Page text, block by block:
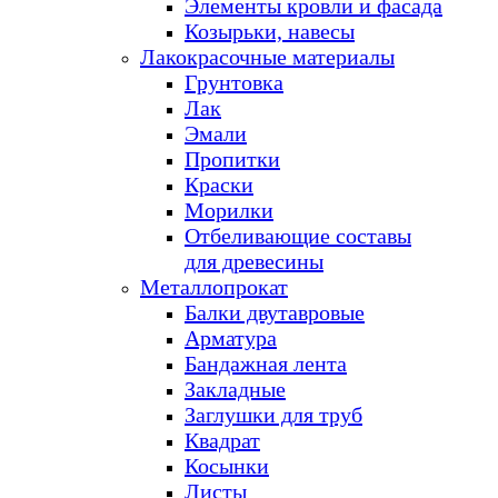
Элементы кровли и фасада
Козырьки, навесы
Лакокрасочные материалы
Грунтовка
Лак
Эмали
Пропитки
Краски
Морилки
Отбеливающие составы
для древесины
Металлопрокат
Балки двутавровые
Арматура
Бандажная лента
Закладные
Заглушки для труб
Квадрат
Косынки
Листы